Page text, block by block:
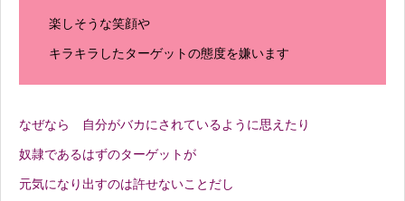
楽しそうな笑顔や
キラキラしたターゲットの態度を嫌います
なぜなら 自分がバカにされているように思えたり
奴隷であるはずのターゲットが
元気になり出すのは許せないことだし